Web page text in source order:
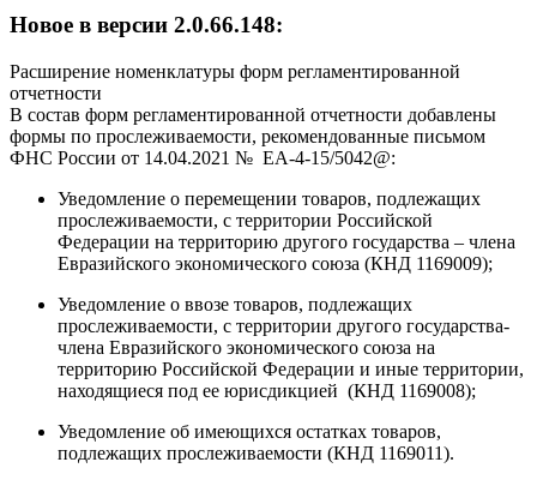
Новое в версии 2.0.66.148:
Расширение номенклатуры форм регламентированной
отчетности
В состав форм регламентированной отчетности добавлены
формы по прослеживаемости, рекомендованные письмом
ФНС России от 14.04.2021 № ЕА-4-15/5042@:
Уведомление о перемещении товаров, подлежащих
прослеживаемости, с территории Российской
Федерации на территорию другого государства – члена
Евразийского экономического союза (КНД 1169009);
Уведомление о ввозе товаров, подлежащих
прослеживаемости, с территории другого государства-
члена Евразийского экономического союза на
территорию Российской Федерации и иные территории,
находящиеся под ее юрисдикцией (КНД 1169008);
Уведомление об имеющихся остатках товаров,
подлежащих прослеживаемости (КНД 1169011).